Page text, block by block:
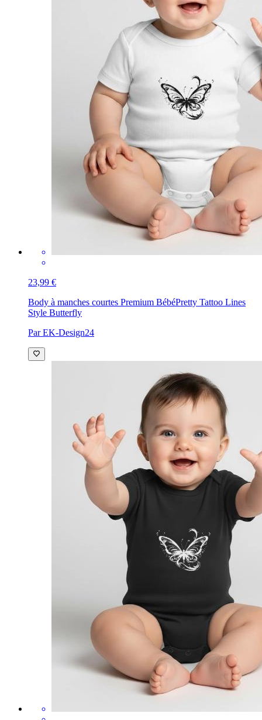
23,99 €
Body à manches courtes Premium BébéPretty Tattoo Lines
Style Butterfly
Par EK-Design24